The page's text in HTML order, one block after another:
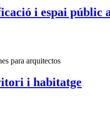
i espai públic
i habitatge